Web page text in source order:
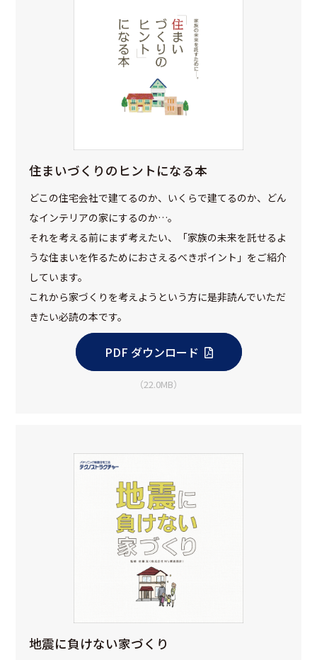
住まいづくりのヒントになる本
どこの住宅会社で建てるのか、いくらで建てるのか、どん
なインテリアの家にするのか…。
それを考える前にまず考えたい、「家族の未来を託せるよ
うな住まいを作るためにおさえるべきポイント」をご紹介
しています。
これから家づくりを考えようという方に是非読んでいただ
きたい必読の本です。
PDF ダウンロード
（22.0MB）
地震に負けない家づくり